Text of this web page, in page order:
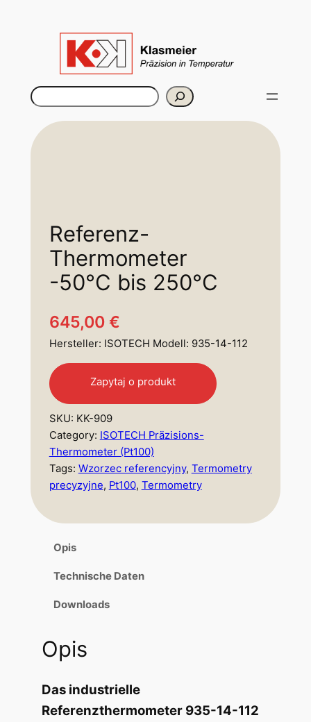
Szukaj
Referenz-
Thermometer
-50°C bis 250°C
645,00 €
Hersteller: ISOTECH Modell: 935-14-112
l
t
r
a
i
Zapytaj o produkt
SKU: KK-909
Category: ISOTECH Präzisions-
Thermometer (Pt100)
Tags: Wzorzec referencyjny, Termometry
precyzyjne, Pt100, Termometry
Opis
Technische Daten
Downloads
Opis
Das industrielle
Referenzthermometer 935-14-112